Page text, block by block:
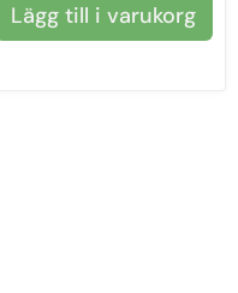
Lägg till i varukorg